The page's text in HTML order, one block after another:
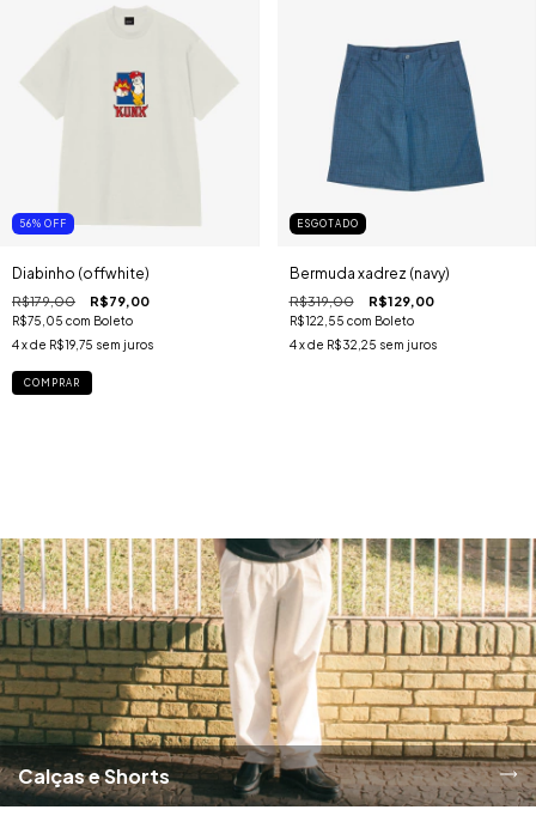
56% OFF
Diabinho (offwhite)
R$179,00 R$79,00
R$75,05 com Boleto
4x de R$19,75 sem juros
COMPRAR
ESGOTADO
Bermuda xadrez (navy)
R$319,00 R$129,00
R$122,55 com Boleto
4 x de R$32,25 sem juros
Calças e Shorts